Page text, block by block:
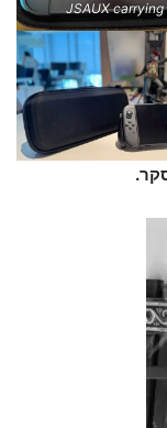
JSAUX carrying